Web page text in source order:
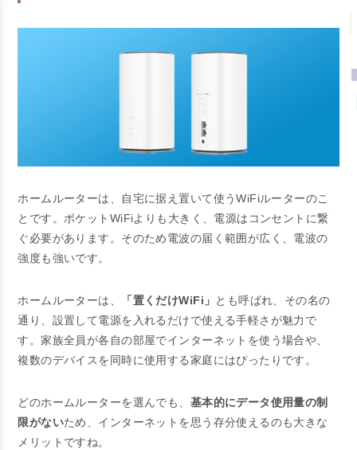
ホームルーターは、自宅に据え置いて使うWiFiルーターのこ
とです。ポケットWiFiよりも大きく、電源はコンセントに繋
ぐ必要があります。そのため電波の届く範囲が広く、電波の
強度も強いです。
ホームルーターは、 「置くだけWiFi」 とも呼ばれ、その名の
通り、設置して電源を入れるだけで使える手軽さが魅力で
す。家族全員が各自の部屋でインターネットを使う場合や、
複数のデバイスを同時に使用する家庭にはぴったりです。
どのホームルーターを選んでも、 基本的にデータ使用量の制
限がないため、インターネットを思う存分使えるのも大きな
メリットですね。